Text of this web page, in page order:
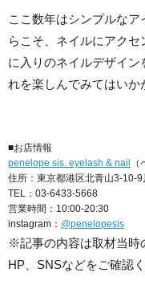
ここ数年はシンプルな
らこそ、ネイルにアク
に入りのネイルデザイ
れを楽しんでみてはいか
■お店情報
penelope sis. eyelash & nail
住所：東京都港区北青山3-10-9
TEL：03-6433-5668
営業時間：10:00-20:30
instagram： @penelopesis
※記事の内容は取材当時
HP、SNSなどをご確認く